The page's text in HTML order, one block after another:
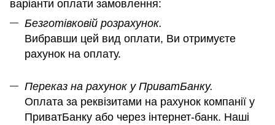
варіанти оплати замовлення:
Безготівковій розрахунок.
Вибравши цей вид оплати, Ви отримуєте
рахунок на оплату.
Переказ на рахунок у ПриватБанку.
Оплата за реквізитами на рахунок компанії у
ПриватБанку або через інтернет-банк. Наші